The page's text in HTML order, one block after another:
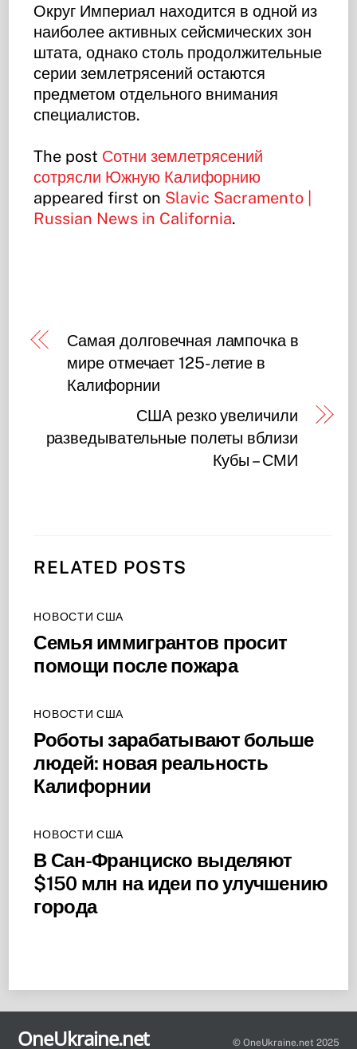
Округ Империал находится в одной из
наиболее активных сейсмических зон
штата, однако столь продолжительные
серии землетрясений остаются
предметом отдельного внимания
специалистов.
The post Сотни землетрясений
сотрясли Южную Калифорнию
appeared first on Slavic Sacramento |
Russian News in California.
Самая долговечная лампочка в
мире отмечает 125-летие в
Калифорнии
США резко увеличили
разведывательные полеты вблизи
Кубы – СМИ
RELATED POSTS
НОВОСТИ США
Семья иммигрантов просит
помощи после пожара
НОВОСТИ США
Роботы зарабатывают больше
людей: новая реальность
Калифорнии
НОВОСТИ США
В Сан-Франциско выделяют
$150 млн на идеи по улучшению
города
Top
OneUkraine.net © OneUkraine.net 2025